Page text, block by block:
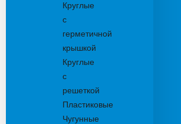
Круглые
с
герметичной
крышкой
Круглые
с
решеткой
Пластиковые
Чугунные